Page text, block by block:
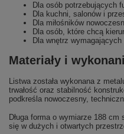
Dla osób potrzebujących
Dla kuchni, salonów i
Dla miłośników
Dla osób, które chcą
Dla wnętrz
Materiały i
Listwa została wykonana z
trwałość oraz stabilność
podkreśla nowoczesny,
Długa forma o wymiarze 188
się w dużych i otwartych